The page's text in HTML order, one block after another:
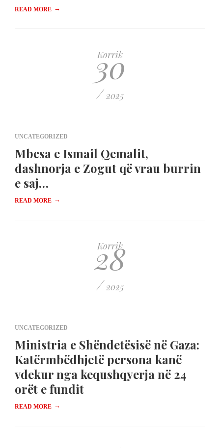
READ MORE →
Korrik
30
/ 2025
UNCATEGORIZED
Mbesa e Ismail Qemalit,
dashnorja e Zogut që vrau burrin
e saj…
READ MORE →
Korrik
28
/ 2025
UNCATEGORIZED
Ministria e Shëndetësisë në Gaza:
Katërmbëdhjetë persona kanë
vdekur nga kequshqyerja në 24
orët e fundit
READ MORE →